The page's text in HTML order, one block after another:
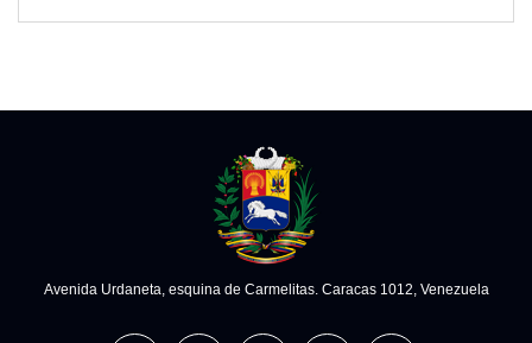
Avenida Urdaneta, esquina de Carmelitas. Caracas 1012, Venezuela